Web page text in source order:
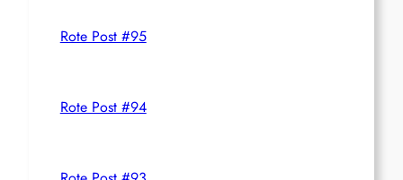
Rote Post #95
Rote Post #94